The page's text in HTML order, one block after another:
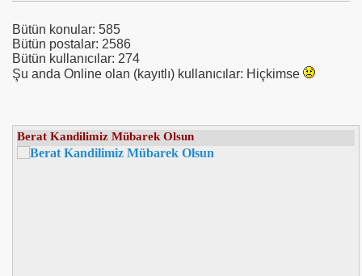
Bütün konular: 585
Bütün postalar: 2586
Bütün kullanıcılar: 274
Şu anda Online olan (kayıtlı) kullanıcılar: Hiçkimse
Tmsf : Uzanlardan 12 Milyon Tahsil Edildi